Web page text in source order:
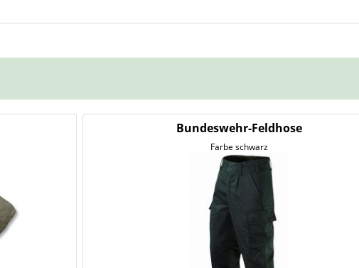
Bundeswehr-Feldhose
Farbe schwarz